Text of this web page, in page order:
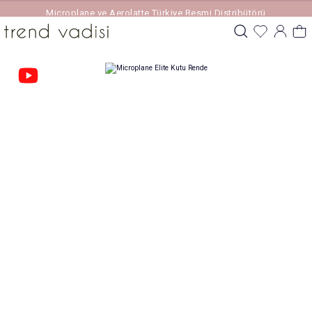
Microplane ve Aerolatte Türkiye Resmi Distribütörü